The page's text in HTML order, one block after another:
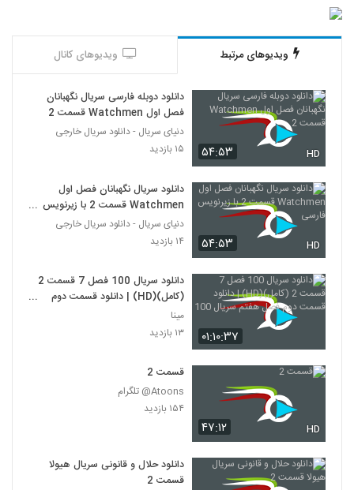
ویدیوهای مرتبط ویدیوهای کانال
۵۴:۵۳ HD
دانلود دوبله فارسی سریال نگهبانان
فصل اول Watchmen قسمت 2
دنیای سریال - دانلود سریال خارجی
۱۵ بازدید
۵۴:۵۳ HD
دانلود سریال نگهبانان فصل اول
Watchmen قسمت 2 با زیرنویس
فارسی
دنیای سریال - دانلود سریال خارجی
۱۴ بازدید
۰۱:۱۰:۳۷
دانلود سریال 100 فصل 7 قسمت 2
(کامل)(HD) | دانلود قسمت دوم
فصل هفتم سریال 100
مینا
۱۳ بازدید
۴۷:۱۲ HD
قسمت 2
Atoons@ تلگرام
۱۵۴ بازدید
دانلود حلال و قانونی سریال هیولا
قسمت 2